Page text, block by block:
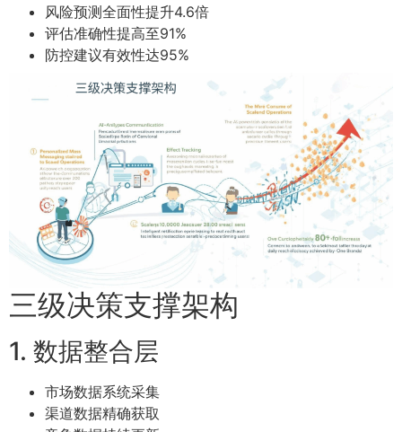
风险预测全面性提升4.6倍
评估准确性提高至91%
防控建议有效性达95%
三级决策支撑架构
1. 数据整合层
市场数据系统采集
渠道数据精确获取